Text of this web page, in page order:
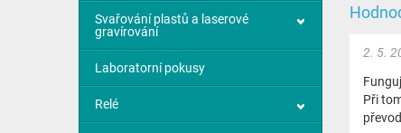
2. 5.
Při
Svařování plastů a laserové
gravírování
Laboratorní pokusy
Relé